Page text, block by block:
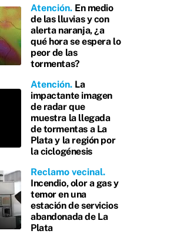
Atención En medio
de las lluvias y con
alerta naranja, ¿a
qué hora se espera lo
peor de las
tormentas?
Atención La
impactante imagen
de radar que
muestra la llegada
de tormentas a La
Plata y la región por
la ciclogénesis
Reclamo vecinal
Incendio, olor a gas y
temor en una
estación de servicios
abandonada de La
Plata